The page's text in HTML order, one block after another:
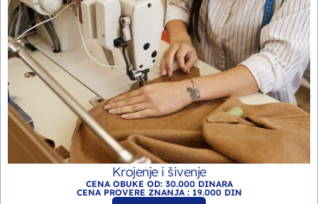
Krojenje i šivenje
CENA OBUKE OD: 30.000 DINARA
CENA PROVERE ZNANJA : 19.000 DIN